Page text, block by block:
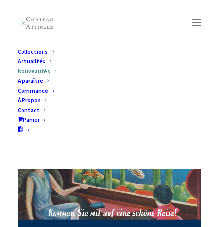
Collections
Actualités
Nouveautés
A paraître
Commande
À Propos
Contact
Panier
Nouveautés